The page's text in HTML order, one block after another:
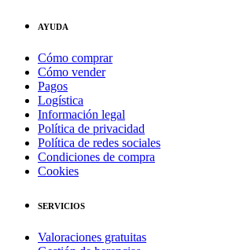
AYUDA
Cómo comprar
Cómo vender
Pagos
Logística
Información legal
Política de privacidad
Política de redes sociales
Condiciones de compra
Cookies
SERVICIOS
Valoraciones gratuitas